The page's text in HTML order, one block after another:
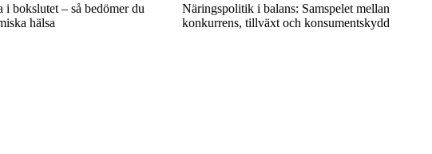
i bokslutet – så bedömer du
hälsa
Näringspolitik i balans: Samspelet mellan
konkurrens, tillväxt och konsumentskydd